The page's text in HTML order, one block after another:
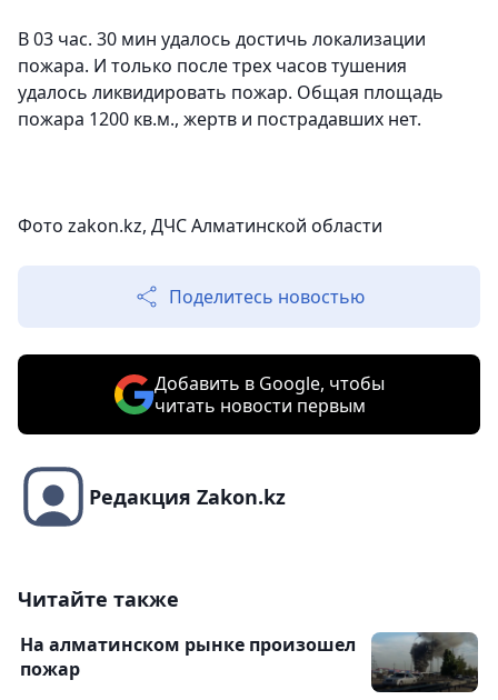
В 03 час. 30 мин удалось достичь локализации
пожара. И только после трех часов тушения
удалось ликвидировать пожар. Общая площадь
пожара 1200 кв.м., жертв и пострадавших нет.
Фото zakon.kz, ДЧС Алматинской области
Поделитесь новостью
Добавить в Google, чтобы
читать новости первым
Редакция Zakon.kz
Читайте также
На алматинском рынке произошел
пожар